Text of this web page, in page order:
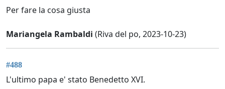
Per fare la cosa giusta
Mariangela Rambaldi (Riva del po, 2023-10-23)
#488
L'ultimo papa e' stato Benedetto XVI.